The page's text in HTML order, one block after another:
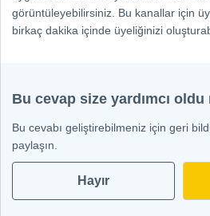
görüntüleyebilirsiniz. Bu kanallar için
birkaç dakika içinde üyeliğinizi
Bu cevap size yardımcı oldu
Bu cevabı geliştirebilmeniz için geri
paylaşın.
Hayır